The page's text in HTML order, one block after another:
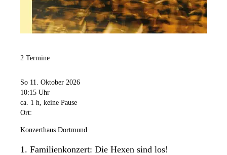
2 Termine
So 11. Oktober 2026
10:15 Uhr
ca. 1 h, keine Pause
Ort:
Konzerthaus Dortmund
1. Familienkonzert: Die Hexen sind los!